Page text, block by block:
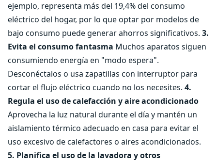
ejemplo, representa más del 19,4% del consumo
eléctrico del hogar, por lo que optar por modelos de
bajo consumo puede generar ahorros significativos. 3.
Evita el consumo fantasma Muchos aparatos siguen
consumiendo energía en "modo espera".
Desconéctalos o usa zapatillas con interruptor para
cortar el flujo eléctrico cuando no los necesites. 4.
Regula el uso de calefacción y aire acondicionado
Aprovecha la luz natural durante el día y mantén un
aislamiento térmico adecuado en casa para evitar el
uso excesivo de calefactores o aires acondicionados.
5. Planifica el uso de la lavadora y otros